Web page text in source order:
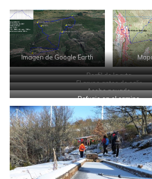
Imagen de Google Earth
Perfil de la ruta
El grupo antes de salir
Acebo nevado
Refugio en el camino